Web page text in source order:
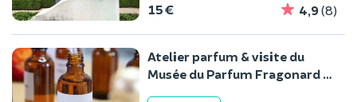
15 € 4,9(8)
Atelier parfum & visite du
Musée du Parfum Fragonard à